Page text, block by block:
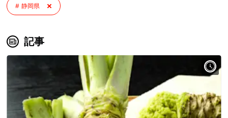
静岡県
記事